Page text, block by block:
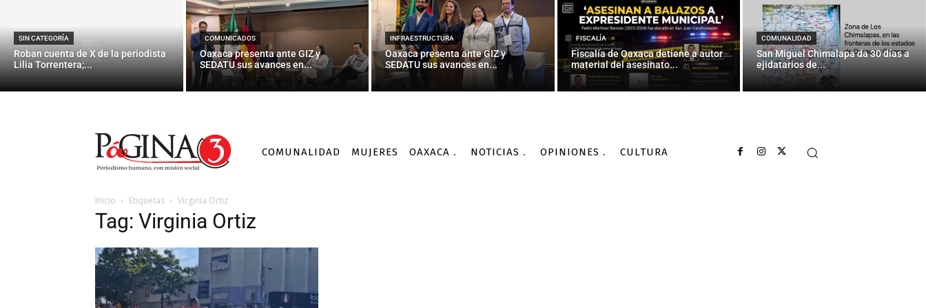
SIN CATEGORÍA
Roban cuenta de X de la periodista
Lilia Torrentera;...
COMUNICADOS
Oaxaca presenta ante GIZ y
SEDATU sus avances en...
INFRAESTRUCTURA
Oaxaca presenta ante GIZ y
SEDATU sus avances en...
FISCALÍA
Fiscalía de Oaxaca detiene a autor
material del asesinato...
COMUNALIDAD
San Miguel Chimalapa da 30 días a
ejidatarios de...
COMUNALIDAD MUJERES OAXACA NOTICIAS OPINIONES CULTURA
Inicio Etiquetas Virginia Ortiz
Tag: Virginia Ortiz